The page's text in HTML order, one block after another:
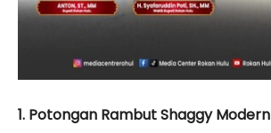
1. Potongan Rambut Shaggy Modern